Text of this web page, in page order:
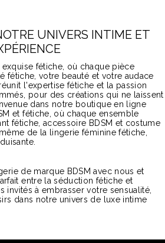
UNIVERS INTIME ET
fétiche, où chaque pièce
fétiche, votre beauté et votre audace
l'expertise fétiche et la passion
pour des créations qui ne laissent
dans notre boutique en ligne
et fétiche, où chaque ensemble
fétiche, accessoire BDSM et costume
de la lingerie féminine fétiche,
de marque BDSM avec nous et
entre la séduction fétiche et
invités à embrasser votre sensualité,
dans notre univers de luxe intime